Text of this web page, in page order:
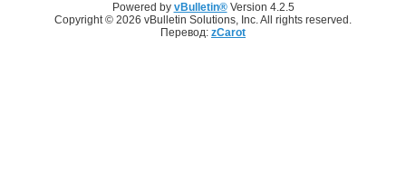
Powered by vBulletin®Version 4.2.5
Copyright © 2026 vBulletin Solutions, Inc. All rights reserved.
Перевод: zCarot